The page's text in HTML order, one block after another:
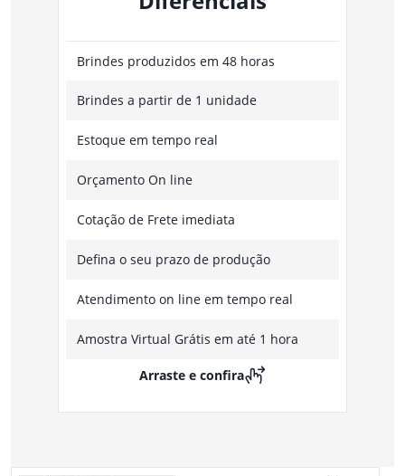
Brindes produzidos em 48 horas
Brindes a partir de 1 unidade
Estoque em tempo real
Orçamento On line
Cotação de Frete imediata
Defina o seu prazo de produção
Atendimento on line em tempo real
Amostra Virtual Grátis em até 1 hora
Arraste e confira